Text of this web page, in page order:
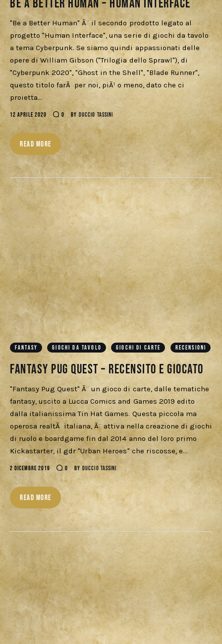
Be a Better Human – Human Interface
"Be a Better Human" Ã¨ il secondo prodotto legato al
progetto "Human Interface", una serie di giochi da tavolo
a tema Cyberpunk. Se siamo quindi appassionati delle
opere di William Gibson ("Trilogia dello Sprawl"), di
"Cyberpunk 2020", "Ghost in the Shell", "Blade Runner",
questo titolo farÃ per noi, piÃ¹ o meno, dato che ci
proietta…
12 APRILE 2020 0 BY DUCCIO TASSINI
READ MORE
FANTASY GIOCHI DA TAVOLO GIOCHI DI CARTE RECENSIONI
Fantasy Pug Quest – Recensito e Giocato
"Fantasy Pug Quest" Ã¨ un gioco di carte, dalle tematiche
fantasy, uscito a Lucca Comics and Games 2019 edito
dalla italianissima Tin Hat Games. Questa piccola ma
operosa realtÃ italiana, Ã¨ attiva nella creazione di giochi
di ruolo e boardgame fin dal 2014 anno del loro primo
Kickastarter, il gdr "Urban Heroes" che riscosse, e…
2 DICEMBRE 2019 0 BY DUCCIO TASSINI
READ MORE